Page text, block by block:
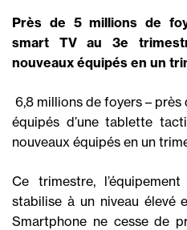
Près de 5 millions de
smart TV au 3e
nouveaux équipés en un
6,8 millions de foyers – près
équipés d’une tablette
nouveaux équipés en un
Ce trimestre,
stabilise à un niveau élevé
Smartphone ne cesse de